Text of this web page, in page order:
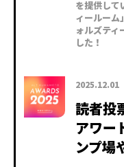
を提供して
ィールーム
ォルズティ
した！
2025.12.01
読者投
アワー
ンプ場